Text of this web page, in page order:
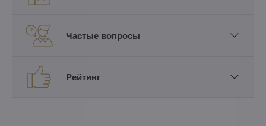
Частые вопросы
Рейтинг